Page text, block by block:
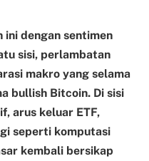
ini dengan sentimen
sisi, perlambatan
makro yang selama
bullish Bitcoin. Di sisi
arus keluar ETF,
seperti komputasi
kembali bersikap